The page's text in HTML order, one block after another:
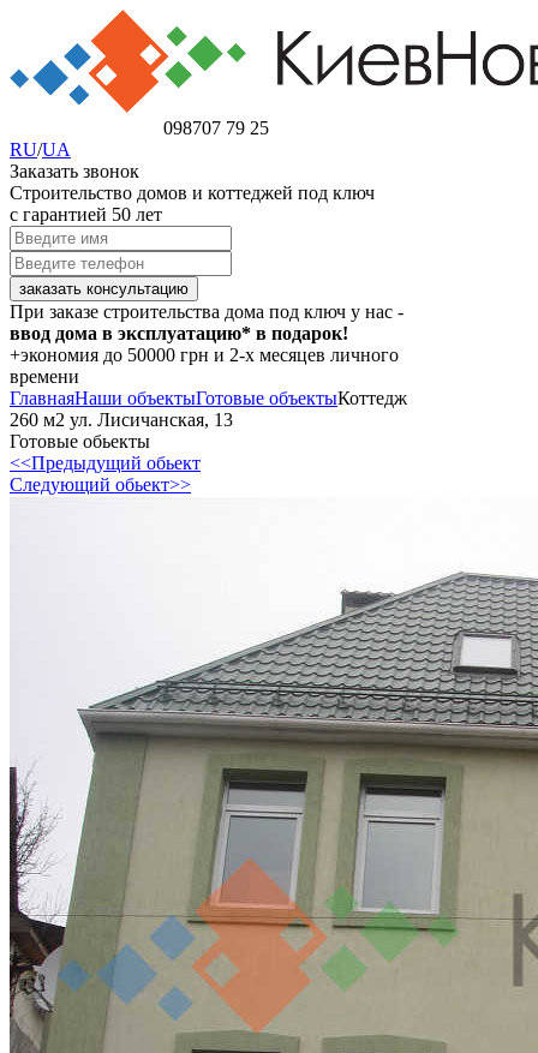
098707 79 25
RU/UA
Заказать звонок
Строительство домов и коттеджей под ключ
с гарантией 50 лет
При заказе строительства дома под ключ у нас -
ввод дома в эксплуатацию* в подарок!
+экономия до 50000 грн и 2-х месяцев личного
времени
ГлавнаяНаши объектыГотовые объектыКоттедж
260 м2 ул. Лисичанская, 13
Готовые обьекты
<<Предыдущий обьект
Следующий обьект>>